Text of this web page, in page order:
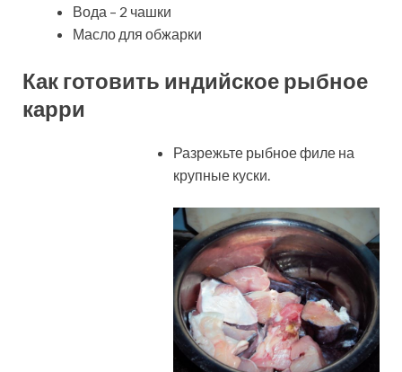
Вода – 2 чашки
Масло для обжарки
Как готовить индийское рыбное
карри
Разрежьте рыбное филе на
крупные куски.